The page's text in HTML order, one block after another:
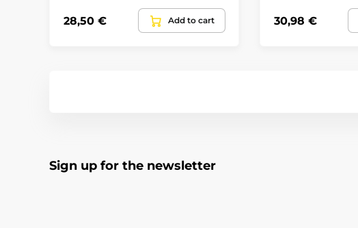
28,50 € Add to cart 30,98 €
Sign up for the newsletter